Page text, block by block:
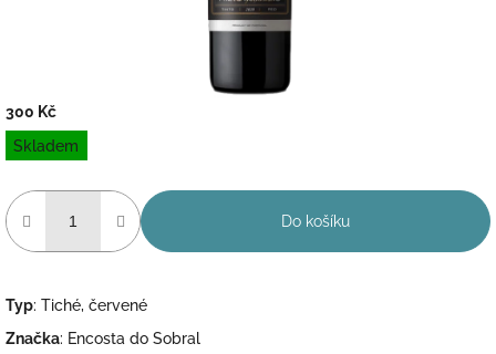
300 Kč
Měrná
cena:
Skladem
Do košíku
Typ: Tiché, červené
Značka: Encosta do Sobral